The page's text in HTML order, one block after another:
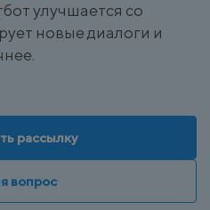
улучшается со
новые диалоги и
рассылку
вопрос